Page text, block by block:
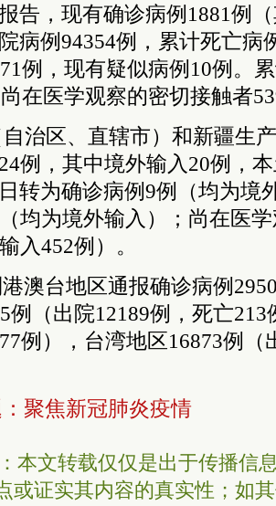
告，现有确诊病例1881例
病例94354例，累计死亡病
例，现有疑似病例10例。
在医学观察的密切接触者
治区、直辖市）和新疆生
例，其中境外输入20例，
转为确诊病例9例（均为境
均为境外输入）；尚在医
入452例）。
澳台地区通报确诊病例
例（出院12189例，死亡
例）， 台湾地区16873例（
聚焦新冠肺炎疫情
本文转载仅仅是出于传播信
或证实其内容的真实性；如